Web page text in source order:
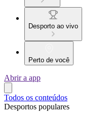
Desporto ao vivo
Perto de você
Abrir a app
Todos os conteúdos
Desportos populares